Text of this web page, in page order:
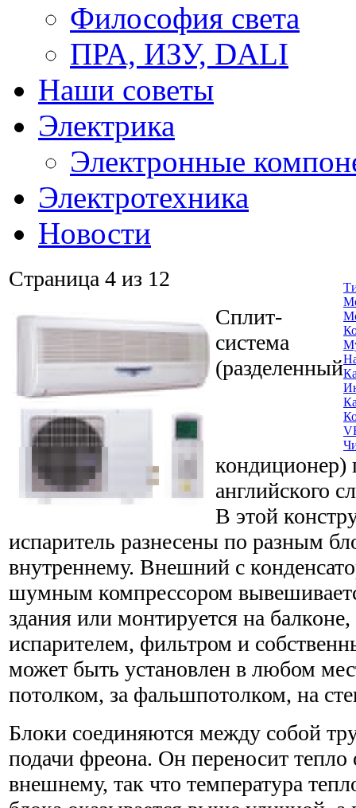
Философия света
ПРА, ИЗУ, DALI
Наши советы
Электрика
Электронные
Электротехника
Новости
Страница 4 из 12
Сплит-
система
(разделенный
кондиционер)
английского
В этой
испаритель разнесены по разным
внутреннему. Внешний с
шумным компрессором
здания или монтируется на
испарителем, фильтром и
может быть установлен в любом
потолком, за фальшпотолком, на
Блоки соединяются между собой
подачи фреона. Он переносит тепло
внешнему, так что температура